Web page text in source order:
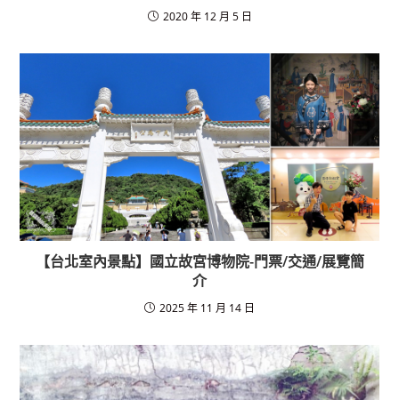
2020 年 12 月 5 日
【台北室內景點】國立故宮博物院-門票/交通/展覽簡
介
2025 年 11 月 14 日